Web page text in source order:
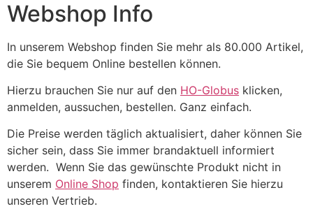
Webshop Info
In unserem Webshop finden Sie mehr als 80.000 Artikel,
die Sie bequem Online bestellen können.
Hierzu brauchen Sie nur auf den HO-Globus klicken,
anmelden, aussuchen, bestellen. Ganz einfach.
Die Preise werden täglich aktualisiert, daher können Sie
sicher sein, dass Sie immer brandaktuell informiert
werden. Wenn Sie das gewünschte Produkt nicht in
unserem Online Shop finden, kontaktieren Sie hierzu
unseren Vertrieb.